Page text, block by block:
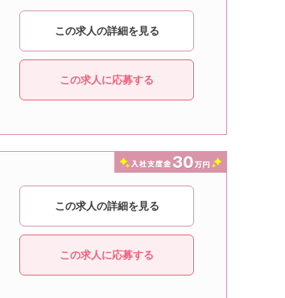
この求人の詳細を見る
この求人に応募する
この求人の詳細を見る
この求人に応募する